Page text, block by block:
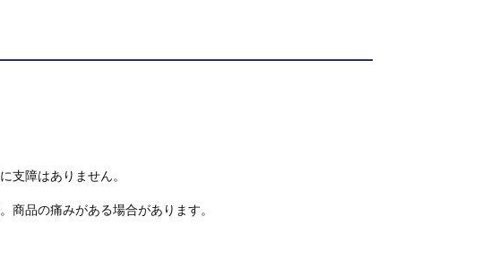
支障はありません。
商品の痛みがある場合があります。